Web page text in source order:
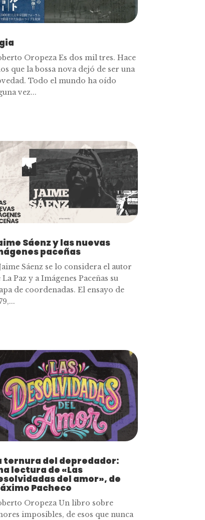
Oropeza Es dos mil tres. Hace
que la bossa nova dejó de ser una
Todo el mundo ha oído
vez...
Sáenz y las nuevas
paceñas
Sáenz se lo considera el autor
La Paz y a Imágenes Paceñas su
de coordenadas. El ensayo de
ternura del depredador:
lectura de «Las
del amor», de
Pacheco
Oropeza Un libro sobre
imposibles, de esos que nunca